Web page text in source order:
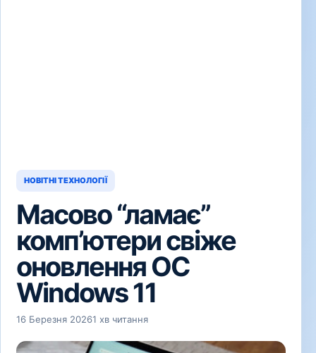
НОВІТНІ ТЕХНОЛОГІЇ
Масово “ламає”
комп’ютери свіже
оновлення ОС
Windows 11
16 Березня 20261 хв читання